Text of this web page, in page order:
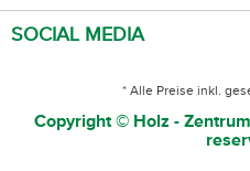
SOCIAL MEDIA
* Alle Preise inkl.
Copyright © Holz -